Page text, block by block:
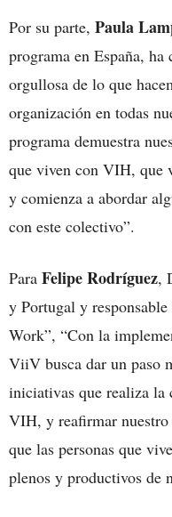
Por su parte, Paula
programa en España,
orgullosa de lo que
organización en todas
programa demuestra
que viven con VIH, que
y comienza a abordar
con este colectivo”.
Para Felipe Rodríguez,
y Portugal y
Work”, “Con la
ViiV busca dar un paso
iniciativas que realiza la
VIH, y reafirmar nuestro
que las personas que
plenos y productivos de